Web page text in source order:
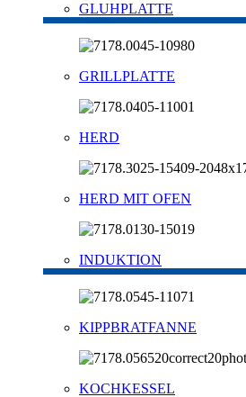
GLUHPLATTE
GRILLPLATTE
HERD
HERD MIT OFEN
INDUKTION
KIPPBRATFANNE
KOCHKESSEL